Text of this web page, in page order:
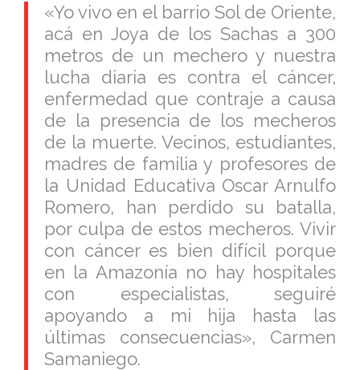
«Yo vivo en el barrio Sol de Oriente,
acá en Joya de los Sachas a 300
metros de un mechero y nuestra
lucha diaria es contra el cáncer,
enfermedad que contraje a causa
de la presencia de los mecheros
de la muerte. Vecinos, estudiantes,
madres de familia y profesores de
la Unidad Educativa Oscar Arnulfo
Romero, han perdido su batalla,
por culpa de estos mecheros. Vivir
con cáncer es bien difícil porque
en la Amazonía no hay hospitales
con especialistas, seguiré
apoyando a mi hija hasta las
últimas consecuencias», Carmen
Samaniego.